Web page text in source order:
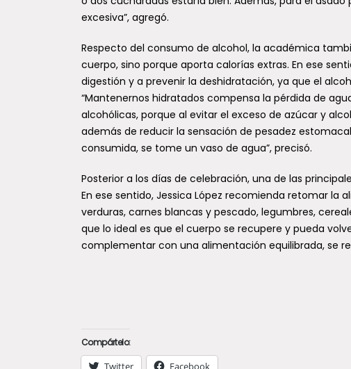
excesiva”, agregó.
Respecto del consumo de alcohol, la académica
cuerpo, sino porque aporta calorías extras. En ese
digestión y a prevenir la deshidratación, ya que el
“Mantenernos hidratados compensa la pérdida de
alcohólicas, porque al evitar el exceso de azúcar y
además de reducir la sensación de pesadez
consumida, se tome un vaso de agua”, precisó.
Posterior a los días de celebración, una de las
En ese sentido, Jessica López recomienda retomar la
verduras, carnes blancas y pescado, legumbres,
que lo ideal es que el cuerpo se recupere y pueda
complementar con una alimentación equilibrada, se
Compártelo:
Twitter Facebook